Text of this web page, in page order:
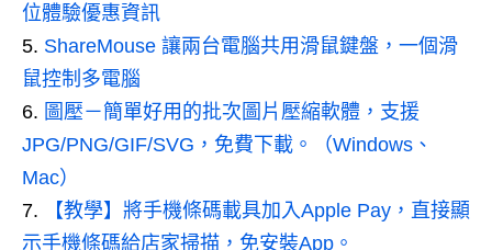
位體驗優惠資訊
ShareMouse 讓兩台電腦共用滑鼠鍵盤，一個滑
鼠控制多電腦
圖壓－簡單好用的批次圖片壓縮軟體，支援
JPG/PNG/GIF/SVG，免費下載。（Windows、
Mac）
【教學】將手機條碼載具加入Apple Pay，直接顯
示手機條碼給店家掃描，免安裝App。